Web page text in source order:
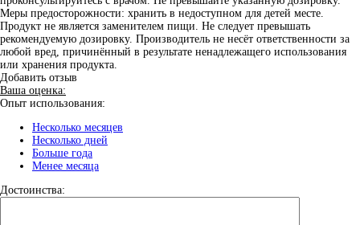
Меры предосторожности: хранить в недоступном для детей месте.
Продукт не является заменителем пищи. Не следует превышать
рекомендуемую дозировку. Производитель не несёт ответственности за
любой вред, причинённый в результате ненадлежащего использования
или хранения продукта.
Добавить отзыв
Ваша оценка:
Опыт использования:
Несколько месяцев
Несколько дней
Больше года
Менее месяца
Достоинства: